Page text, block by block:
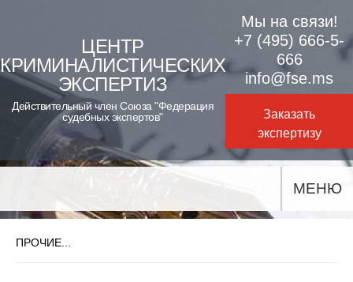
content
ЦЕНТР
КРИМИНАЛИСТИЧЕСКИХ
ЭКСПЕРТИЗ
Действительный член Союза "Федерация
судебных экспертов"
Мы на связи!
+7 (495) 666-5-
666
info@fse.ms
Заказать
экспертизу
МЕНЮ
ПРОЧИЕ...